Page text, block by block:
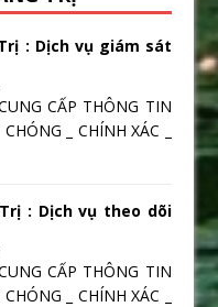
: Dịch vụ giám sát
CẤP THÔNG TIN
_ CHÍNH XÁC _
: Dịch vụ theo dõi
CẤP THÔNG TIN
_ CHÍNH XÁC _